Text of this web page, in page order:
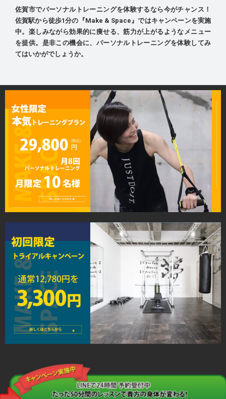
佐賀市でパーソナルトレーニングを体験するなら今がチャンス！
佐賀駅から徒歩1分の『Make & Space』ではキャンペーンを実施
中。楽しみながら効果的に痩せる、筋力が上がるようなメニュー
を提供。是非この機会に、パーソナルトレーニングを体験してみ
てはいかがでしょうか。